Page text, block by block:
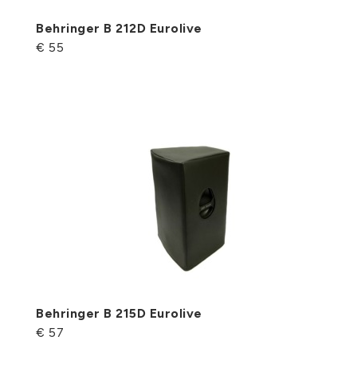
Behringer B 212D Eurolive
€ 55
Behringer B 215D Eurolive
€ 57